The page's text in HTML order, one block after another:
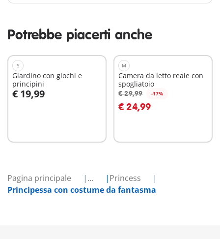
Pagina principale ...
Princess
Principessa con costume da fantasma
Potrebbe piacerti anche
S
Giardino con giochi e
principini
€ 19,99
Aggiungi al carrello
M
Camera da letto reale con
spogliatoio
€ 29,99 -17%
€ 24,99
Aggiungi al carrello